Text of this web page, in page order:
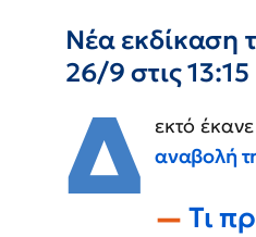
Νέα εκδίκαση
26/9 στις 13:15
Δ εκτό
αναβολή
Τι